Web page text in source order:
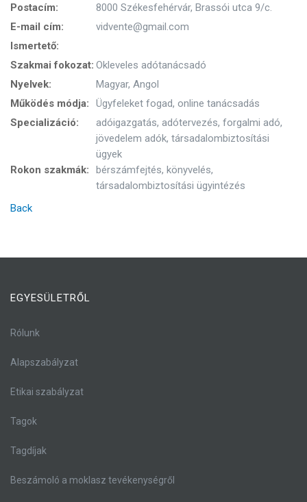
Postacím:
8000 Székesfehérvár, Brassói utca 9/c.
E-mail cím:
vidvente@gmail.com
Ismertető:
Szakmai fokozat: Okleveles adótanácsadó
Nyelvek:
Magyar, Angol
Működés módja:
Ügyfeleket fogad, online tanácsadás
Specializáció:
adóigazgatás, adótervezés, forgalmi adó,
jövedelem adók, társadalombiztosítási
ügyek
Rokon szakmák:
bérszámfejtés, könyvelés,
társadalombiztosítási ügyintézés
Back
EGYESÜLETRŐL
Rólunk
Alapszabályzat
Etikai szabályzat
Tagok
Tagdíjak
Beszámoló a moklasz tevékenységről